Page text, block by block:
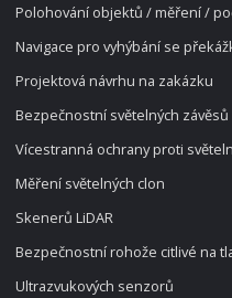
Polohování objektů / měření /
Navigace pro vyhýbání se
Projektová návrhu na zakázku
Bezpečnostní světelných závěsů
Vícestranná ochrany proti
Měření světelných clon
Skenerů LiDAR
Bezpečnostní rohože citlivé na
Ultrazvukových senzorů